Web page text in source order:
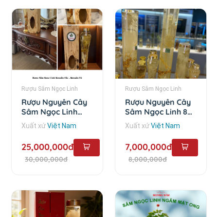
Rượu Sâm Ngọc Linh
Rượu Nguyên Cây
Sâm Ngọc Linh
Trên 10 Năm - 6 lít
Xuất xứViệt Nam
25,000,000đ
30,000,000đ
Rượu Sâm Ngọc Linh
Rượu Nguyên Cây
Sâm Ngọc Linh 8
Năm - 3 lít
Xuất xứViệt Nam
7,000,000đ
8,000,000đ